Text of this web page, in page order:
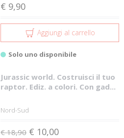
€ 9,90
Aggiungi al carrello
Solo uno disponibile
Jurassic world. Costruisci il tuo
raptor. Ediz. a colori. Con gad...
Nord-Sud
€ 18,90 € 10,00